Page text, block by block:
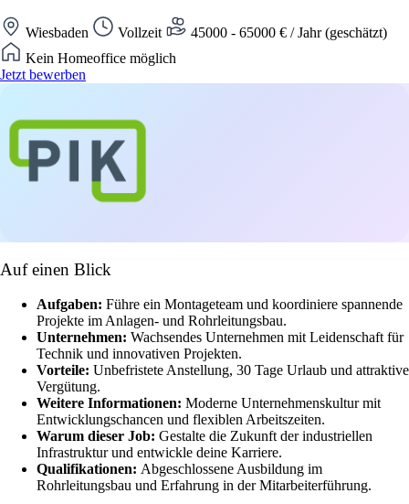
Wiesbaden Vollzeit
45000 - 65000 € / Jahr (geschätzt)
Kein Homeoffice möglich
Jetzt bewerben
Auf einen Blick
Aufgaben: Führe ein Montageteam und koordiniere spannende
Projekte im Anlagen- und Rohrleitungsbau.
Unternehmen: Wachsendes Unternehmen mit Leidenschaft für
Technik und innovativen Projekten.
Vorteile: Unbefristete Anstellung, 30 Tage Urlaub und attraktive
Vergütung.
Weitere Informationen: Moderne Unternehmenskultur mit
Entwicklungschancen und flexiblen Arbeitszeiten.
Warum dieser Job: Gestalte die Zukunft der industriellen
Infrastruktur und entwickle deine Karriere.
Qualifikationen: Abgeschlossene Ausbildung im
Rohrleitungsbau und Erfahrung in der Mitarbeiterführung.